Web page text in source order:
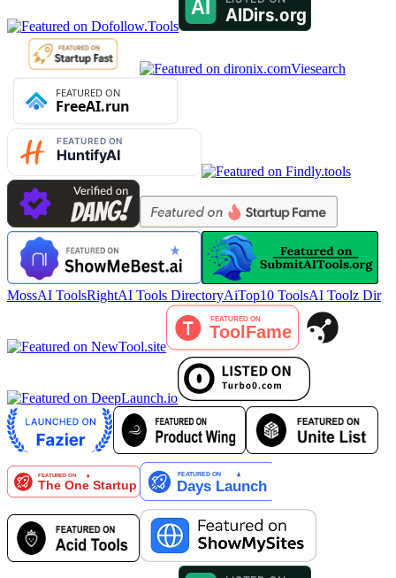
Viesearch
MossAI ToolsRightAI Tools DirectoryAiTop10 ToolsAI Toolz Dir